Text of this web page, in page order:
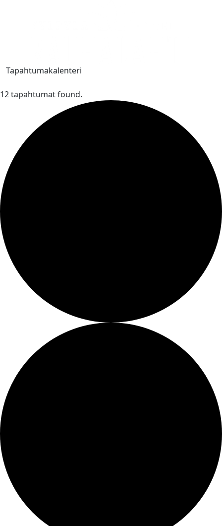
Tapahtumakalenteri
12 tapahtumat found.